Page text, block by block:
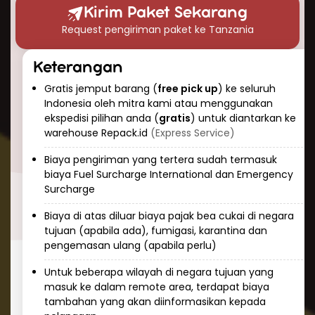
waktu pengiriman paket ke Tanzania?” Berikut
perkiraan waktu pengiriman udara yang dapat
Anda harapkan:
Pengiriman ekspres: 3-5 hari kerja
Pengiriman standar: 5-7 hari kerja
Keunggulan pengiriman udara adalah
konsistensi dan prediktabilitas. Tim Repack.id
selalu memantau paket Anda selama
perjalanan dan memberikan informasi
pelacakan real-time sehingga Anda dapat
mengetahui status pengiriman kapan saja.
Cara Kirim Dokumen ke Tanzania
dengan Aman
Mengirim dokumen penting ke Tanzania
membutuhkan penanganan khusus dan
keamanan tinggi. Repack.id menawarkan
layanan khusus untuk pengiriman dokumen ke
Kirim Paket Sekarang
Request pengiriman paket ke Tanzania
Keterangan
Gratis jemput barang (free pick up) ke seluruh
Indonesia oleh mitra kami atau menggunakan
ekspedisi pilihan anda (gratis) untuk diantarkan ke
warehouse Repack.id (Express Service)
Biaya pengiriman yang tertera sudah termasuk
biaya Fuel Surcharge International dan Emergency
Surcharge
Biaya di atas diluar biaya pajak bea cukai di negara
tujuan (apabila ada), fumigasi, karantina dan
pengemasan ulang (apabila perlu)
Untuk beberapa wilayah di negara tujuan yang
masuk ke dalam remote area, terdapat biaya
tambahan yang akan diinformasikan kepada